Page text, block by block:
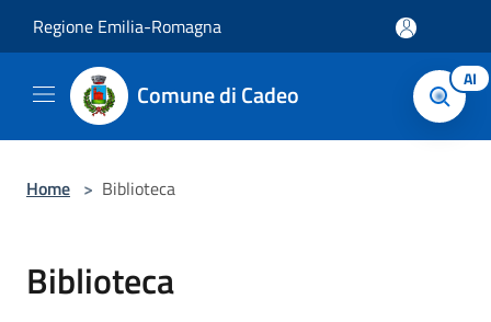
Regione Emilia-Romagna
Comune di Cadeo AI
Home > Biblioteca
Biblioteca